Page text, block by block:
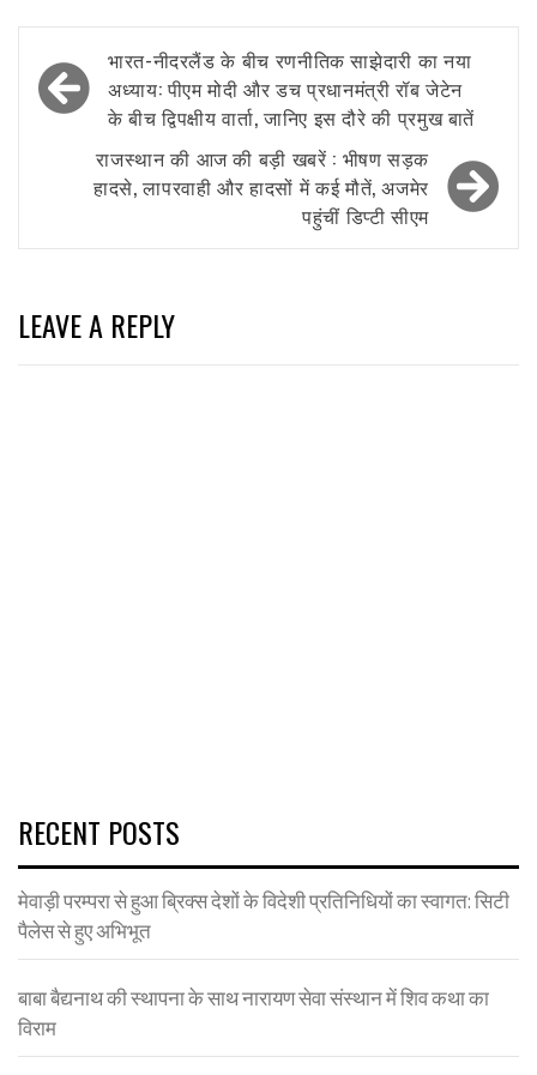
Post
navigation
भारत-नीदरलैंड के बीच रणनीतिक साझेदारी का नया
अध्याय: पीएम मोदी और डच प्रधानमंत्री रॉब जेटेन
के बीच द्विपक्षीय वार्ता, जानिए इस दौरे की प्रमुख बातें
राजस्थान की आज की बड़ी खबरें : भीषण सड़क
हादसे, लापरवाही और हादसों में कई मौतें, अजमेर
पहुंचीं डिप्टी सीएम
LEAVE A REPLY
RECENT POSTS
मेवाड़ी परम्परा से हुआ ब्रिक्स देशों के विदेशी प्रतिनिधियों का स्वागत: सिटी
पैलेस से हुए अभिभूत
बाबा बैद्यनाथ की स्थापना के साथ नारायण सेवा संस्थान में शिव कथा का
विराम